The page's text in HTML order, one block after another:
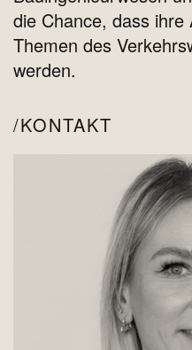
die Chance, dass
Themen des
werden.
KONTAKT